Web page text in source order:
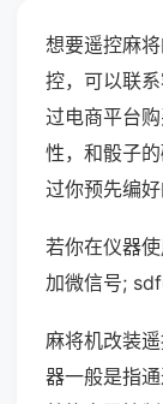
想要遥控麻
控，可以联
过电商平台
性，和骰子
过你预先编好
若你在仪器
加微信号;
麻将机改装
器一般是指